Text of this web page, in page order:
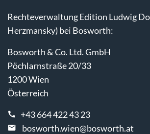
Rechteverwaltung Edition Ludwig
Herzmansky) bei Bosworth:
Bosworth & Co. Ltd. GmbH
Pöchlarnstraße 20/33
1200 Wien
Österreich
+43 664 422 43 23
bosworth.wien@bosworth.at